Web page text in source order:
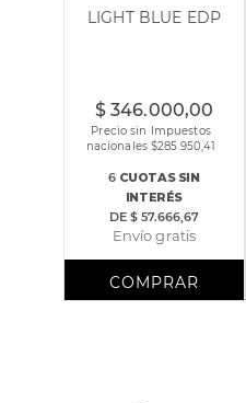
LIGHT BLUE EDP
$ 346.000,00
Precio sin Impuestos
nacionales $285.950,41
6CUOTAS SIN
INTERÉS
DE $ 57.666,67
Envío gratis